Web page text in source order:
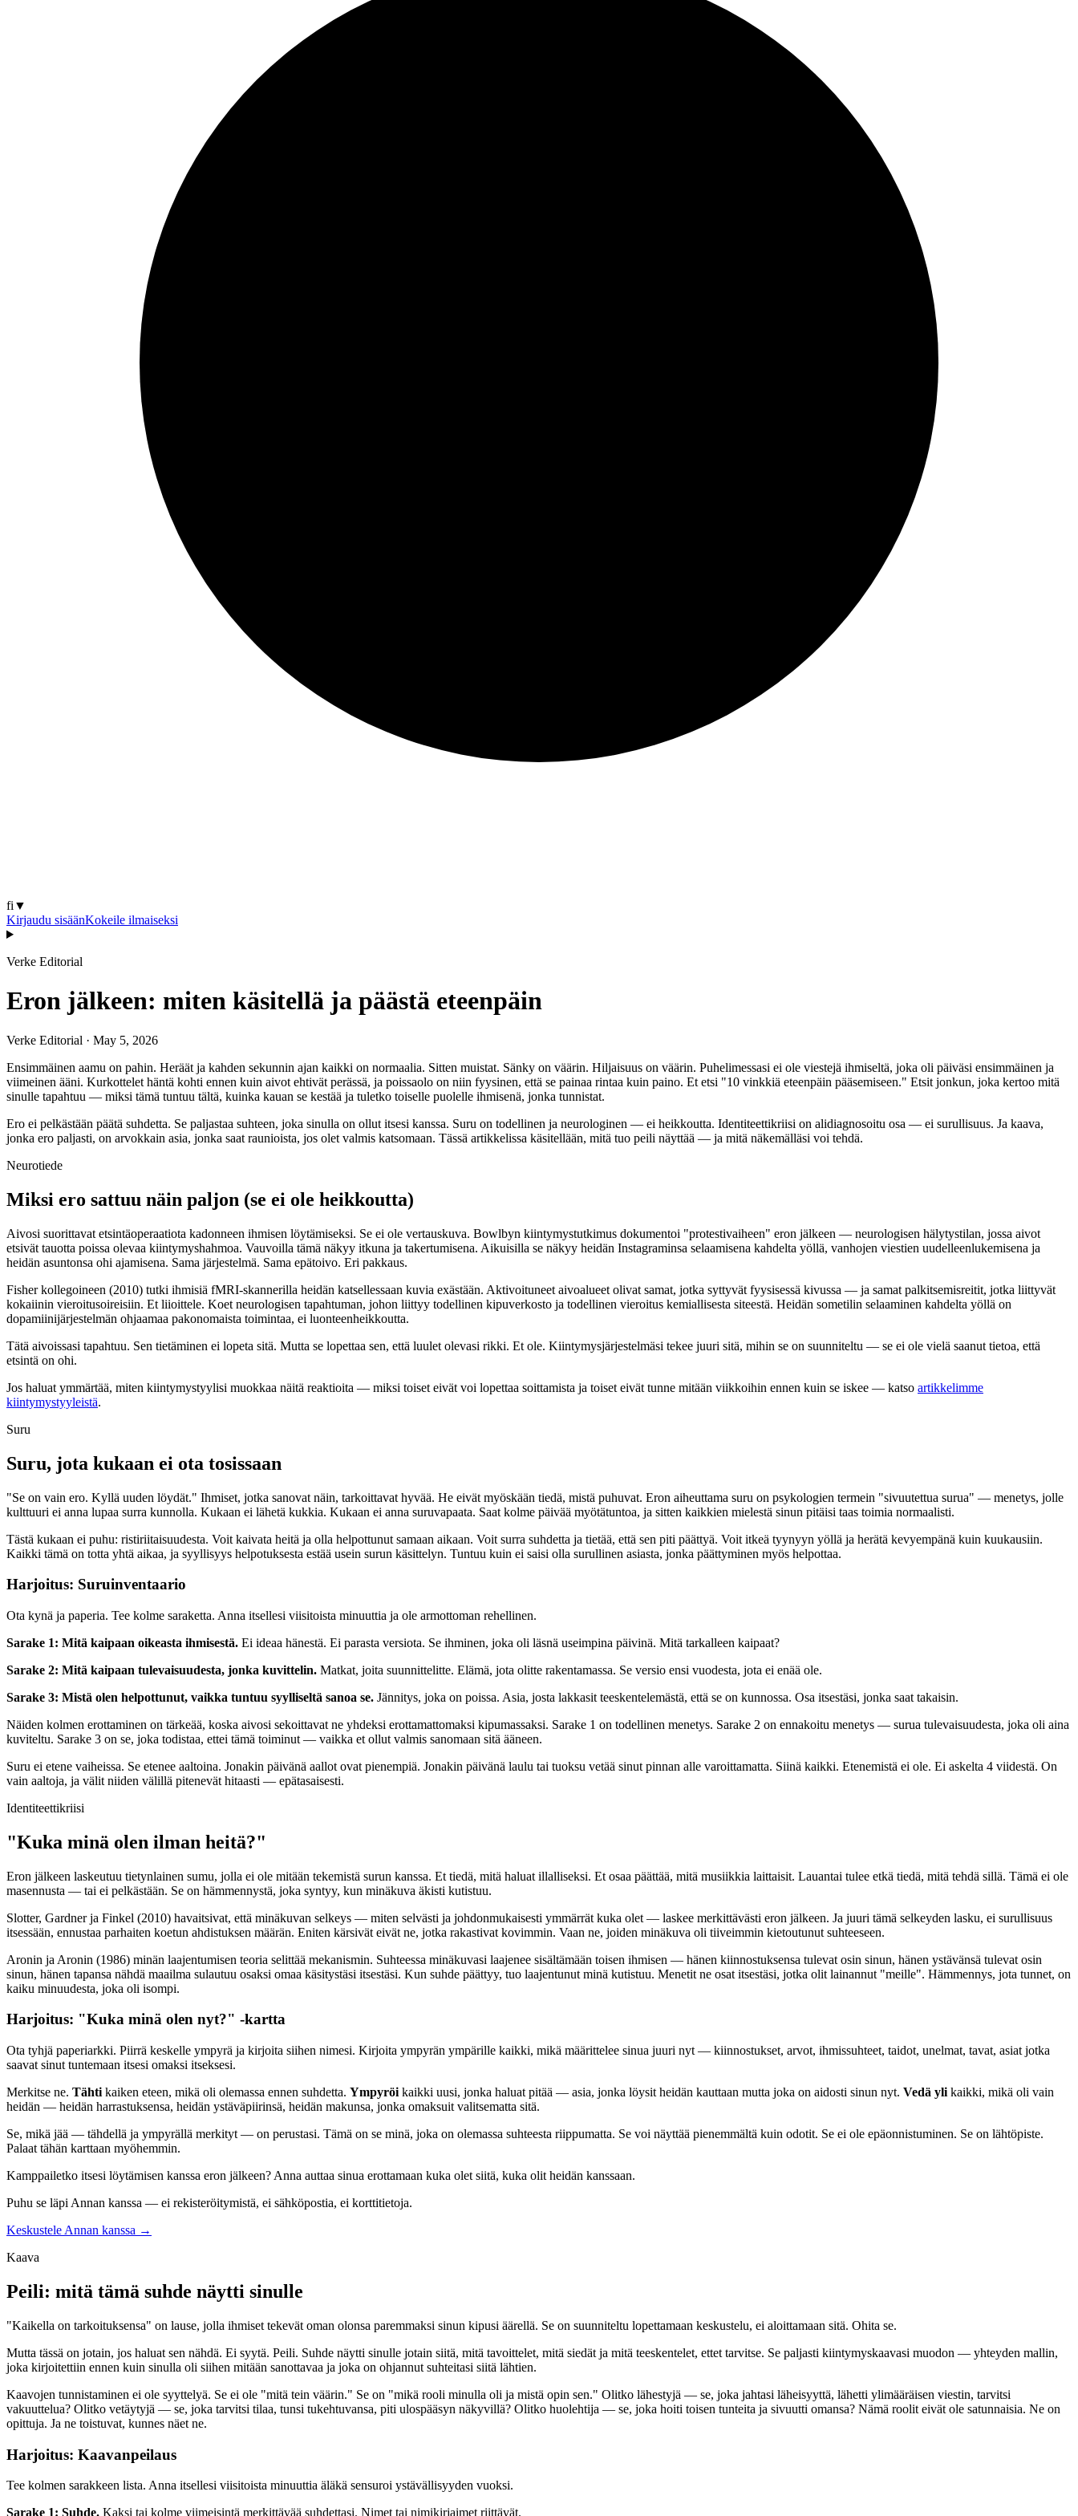
fi ▼
Kirjaudu sisäänKokeile ilmaiseksi
Verke Editorial
Eron jälkeen: miten käsitellä ja päästä eteenpäin
Verke Editorial · May 5, 2026
Ensimmäinen aamu on pahin. Heräät ja kahden sekunnin ajan kaikki on normaalia. Sitten muistat. Sänky on väärin. Hiljaisuus on väärin. Puhelimessasi ei ole viestejä ihmiseltä, joka oli päiväsi ensimmäinen ja
viimeinen ääni. Kurkottelet häntä kohti ennen kuin aivot ehtivät perässä, ja poissaolo on niin fyysinen, että se painaa rintaa kuin paino. Et etsi "10 vinkkiä eteenpäin pääsemiseen." Etsit jonkun, joka kertoo mitä
sinulle tapahtuu — miksi tämä tuntuu tältä, kuinka kauan se kestää ja tuletko toiselle puolelle ihmisenä, jonka tunnistat.
Ero ei pelkästään päätä suhdetta. Se paljastaa suhteen, joka sinulla on ollut itsesi kanssa. Suru on todellinen ja neurologinen — ei heikkoutta. Identiteettikriisi on alidiagnosoitu osa — ei surullisuus. Ja kaava,
jonka ero paljasti, on arvokkain asia, jonka saat raunioista, jos olet valmis katsomaan. Tässä artikkelissa käsitellään, mitä tuo peili näyttää — ja mitä näkemälläsi voi tehdä.
Neurotiede
Miksi ero sattuu näin paljon (se ei ole heikkoutta)
Aivosi suorittavat etsintäoperaatiota kadonneen ihmisen löytämiseksi. Se ei ole vertauskuva. Bowlbyn kiintymystutkimus dokumentoi "protestivaiheen" eron jälkeen — neurologisen hälytystilan, jossa aivot
etsivät tauotta poissa olevaa kiintymyshahmoa. Vauvoilla tämä näkyy itkuna ja takertumisena. Aikuisilla se näkyy heidän Instagraminsa selaamisena kahdelta yöllä, vanhojen viestien uudelleenlukemisena ja
heidän asuntonsa ohi ajamisena. Sama järjestelmä. Sama epätoivo. Eri pakkaus.
Fisher kollegoineen (2010) tutki ihmisiä fMRI-skannerilla heidän katsellessaan kuvia exästään. Aktivoituneet aivoalueet olivat samat, jotka syttyvät fyysisessä kivussa — ja samat palkitsemisreitit, jotka liittyvät
kokaiinin vieroitusoireisiin. Et liioittele. Koet neurologisen tapahtuman, johon liittyy todellinen kipuverkosto ja todellinen vieroitus kemiallisesta siteestä. Heidän sometilin selaaminen kahdelta yöllä on
dopamiinijärjestelmän ohjaamaa pakonomaista toimintaa, ei luonteenheikkoutta.
Tätä aivoissasi tapahtuu. Sen tietäminen ei lopeta sitä. Mutta se lopettaa sen, että luulet olevasi rikki. Et ole. Kiintymysjärjestelmäsi tekee juuri sitä, mihin se on suunniteltu — se ei ole vielä saanut tietoa, että
etsintä on ohi.
Jos haluat ymmärtää, miten kiintymystyylisi muokkaa näitä reaktioita — miksi toiset eivät voi lopettaa soittamista ja toiset eivät tunne mitään viikkoihin ennen kuin se iskee — katso artikkelimme
kiintymystyyleistä.
Suru
Suru, jota kukaan ei ota tosissaan
"Se on vain ero. Kyllä uuden löydät." Ihmiset, jotka sanovat näin, tarkoittavat hyvää. He eivät myöskään tiedä, mistä puhuvat. Eron aiheuttama suru on psykologien termein "sivuutettua surua" — menetys, jolle
kulttuuri ei anna lupaa surra kunnolla. Kukaan ei lähetä kukkia. Kukaan ei anna suruvapaata. Saat kolme päivää myötätuntoa, ja sitten kaikkien mielestä sinun pitäisi taas toimia normaalisti.
Tästä kukaan ei puhu: ristiriitaisuudesta. Voit kaivata heitä ja olla helpottunut samaan aikaan. Voit surra suhdetta ja tietää, että sen piti päättyä. Voit itkeä tyynyyn yöllä ja herätä kevyempänä kuin kuukausiin.
Kaikki tämä on totta yhtä aikaa, ja syyllisyys helpotuksesta estää usein surun käsittelyn. Tuntuu kuin ei saisi olla surullinen asiasta, jonka päättyminen myös helpottaa.
Harjoitus: Suruinventaario
Ota kynä ja paperia. Tee kolme saraketta. Anna itsellesi viisitoista minuuttia ja ole armottoman rehellinen.
Sarake 1: Mitä kaipaan oikeasta ihmisestä. Ei ideaa hänestä. Ei parasta versiota. Se ihminen, joka oli läsnä useimpina päivinä. Mitä tarkalleen kaipaat?
Sarake 2: Mitä kaipaan tulevaisuudesta, jonka kuvittelin. Matkat, joita suunnittelitte. Elämä, jota olitte rakentamassa. Se versio ensi vuodesta, jota ei enää ole.
Sarake 3: Mistä olen helpottunut, vaikka tuntuu syylliseltä sanoa se. Jännitys, joka on poissa. Asia, josta lakkasit teeskentelemästä, että se on kunnossa. Osa itsestäsi, jonka saat takaisin.
Näiden kolmen erottaminen on tärkeää, koska aivosi sekoittavat ne yhdeksi erottamattomaksi kipumassaksi. Sarake 1 on todellinen menetys. Sarake 2 on ennakoitu menetys — surua tulevaisuudesta, joka oli aina
kuviteltu. Sarake 3 on se, joka todistaa, ettei tämä toiminut — vaikka et ollut valmis sanomaan sitä ääneen.
Suru ei etene vaiheissa. Se etenee aaltoina. Jonakin päivänä aallot ovat pienempiä. Jonakin päivänä laulu tai tuoksu vetää sinut pinnan alle varoittamatta. Siinä kaikki. Etenemistä ei ole. Ei askelta 4 viidestä. On
vain aaltoja, ja välit niiden välillä pitenevät hitaasti — epätasaisesti.
Identiteettikriisi
"Kuka minä olen ilman heitä?"
Eron jälkeen laskeutuu tietynlainen sumu, jolla ei ole mitään tekemistä surun kanssa. Et tiedä, mitä haluat illalliseksi. Et osaa päättää, mitä musiikkia laittaisit. Lauantai tulee etkä tiedä, mitä tehdä sillä. Tämä ei ole
masennusta — tai ei pelkästään. Se on hämmennystä, joka syntyy, kun minäkuva äkisti kutistuu.
Slotter, Gardner ja Finkel (2010) havaitsivat, että minäkuvan selkeys — miten selvästi ja johdonmukaisesti ymmärrät kuka olet — laskee merkittävästi eron jälkeen. Ja juuri tämä selkeyden lasku, ei surullisuus
itsessään, ennustaa parhaiten koetun ahdistuksen määrän. Eniten kärsivät eivät ne, jotka rakastivat kovimmin. Vaan ne, joiden minäkuva oli tiiveimmin kietoutunut suhteeseen.
Aronin ja Aronin (1986) minän laajentumisen teoria selittää mekanismin. Suhteessa minäkuvasi laajenee sisältämään toisen ihmisen — hänen kiinnostuksensa tulevat osin sinun, hänen ystävänsä tulevat osin
sinun, hänen tapansa nähdä maailma sulautuu osaksi omaa käsitystäsi itsestäsi. Kun suhde päättyy, tuo laajentunut minä kutistuu. Menetit ne osat itsestäsi, jotka olit lainannut "meille". Hämmennys, jota tunnet, on
kaiku minuudesta, joka oli isompi.
Harjoitus: "Kuka minä olen nyt?" -kartta
Ota tyhjä paperiarkki. Piirrä keskelle ympyrä ja kirjoita siihen nimesi. Kirjoita ympyrän ympärille kaikki, mikä määrittelee sinua juuri nyt — kiinnostukset, arvot, ihmissuhteet, taidot, unelmat, tavat, asiat jotka
saavat sinut tuntemaan itsesi omaksi itseksesi.
Merkitse ne. Tähti kaiken eteen, mikä oli olemassa ennen suhdetta. Ympyröi kaikki uusi, jonka haluat pitää — asia, jonka löysit heidän kauttaan mutta joka on aidosti sinun nyt. Vedä yli kaikki, mikä oli vain
heidän — heidän harrastuksensa, heidän ystäväpiirinsä, heidän makunsa, jonka omaksuit valitsematta sitä.
Se, mikä jää — tähdellä ja ympyrällä merkityt — on perustasi. Tämä on se minä, joka on olemassa suhteesta riippumatta. Se voi näyttää pienemmältä kuin odotit. Se ei ole epäonnistuminen. Se on lähtöpiste.
Palaat tähän karttaan myöhemmin.
Kamppailetko itsesi löytämisen kanssa eron jälkeen? Anna auttaa sinua erottamaan kuka olet siitä, kuka olit heidän kanssaan.
Puhu se läpi Annan kanssa — ei rekisteröitymistä, ei sähköpostia, ei korttitietoja.
Keskustele Annan kanssa →
Kaava
Peili: mitä tämä suhde näytti sinulle
"Kaikella on tarkoituksensa" on lause, jolla ihmiset tekevät oman olonsa paremmaksi sinun kipusi äärellä. Se on suunniteltu lopettamaan keskustelu, ei aloittamaan sitä. Ohita se.
Mutta tässä on jotain, jos haluat sen nähdä. Ei syytä. Peili. Suhde näytti sinulle jotain siitä, mitä tavoittelet, mitä siedät ja mitä teeskentelet, ettet tarvitse. Se paljasti kiintymyskaavasi muodon — yhteyden mallin,
joka kirjoitettiin ennen kuin sinulla oli siihen mitään sanottavaa ja joka on ohjannut suhteitasi siitä lähtien.
Kaavojen tunnistaminen ei ole syyttelyä. Se ei ole "mitä tein väärin." Se on "mikä rooli minulla oli ja mistä opin sen." Olitko lähestyjä — se, joka jahtasi läheisyyttä, lähetti ylimääräisen viestin, tarvitsi
vakuuttelua? Olitko vetäytyjä — se, joka tarvitsi tilaa, tunsi tukehtuvansa, piti ulospääsyn näkyvillä? Olitko huolehtija — se, joka hoiti toisen tunteita ja sivuutti omansa? Nämä roolit eivät ole satunnaisia. Ne on
opittuja. Ja ne toistuvat, kunnes näet ne.
Harjoitus: Kaavanpeilaus
Tee kolmen sarakkeen lista. Anna itsellesi viisitoista minuuttia äläkä sensuroi ystävällisyyden vuoksi.
Sarake 1: Suhde. Kaksi tai kolme viimeisintä merkittävää suhdettasi. Nimet tai nimikirjaimet riittävät.